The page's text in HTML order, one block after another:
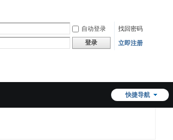
自动登录
找回密码
登录 立即注册
快捷导航